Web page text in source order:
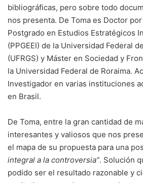
bibliográficas, pero sobre todo
nos presenta. De Toma es Doctor
Postgrado en Estudios Estratégicos
(PPGEEI) de la Universidad Federal
(UFRGS) y Máster en Sociedad y
la Universidad Federal de Roraima.
Investigador en varias instituciones
en Brasil.
De Toma, entre la gran cantidad de
interesantes y valiosos que nos
el mapa de su propuesta para una
integral a la controversia”. Solución
podido ser el resultado razonable y